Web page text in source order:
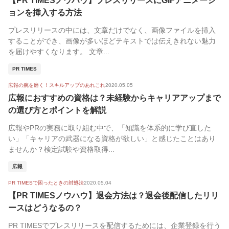
ョンを挿入する方法
プレスリリースの中には、文章だけでなく、画像ファイルを挿入
することができ、画像が多いほどテキストでは伝えきれない魅力
を届けやすくなります。 文章...
PR TIMES
広報の腕を磨く！スキルアップのあれこれ2020.05.05
広報におすすめの資格は？未経験からキャリアアップまで
の選び方とポイントを解説
広報やPRの実務に取り組む中で、「知識を体系的に学び直した
い」「キャリアの武器になる資格が欲しい」と感じたことはあり
ませんか？検定試験や資格取得...
広報
PR TIMESで困ったときの対処法2020.05.04
【PR TIMESノウハウ】退会方法は？退会後配信したリリ
ースはどうなるの？
PR TIMESでプレスリリースを配信するためには、企業登録を行う